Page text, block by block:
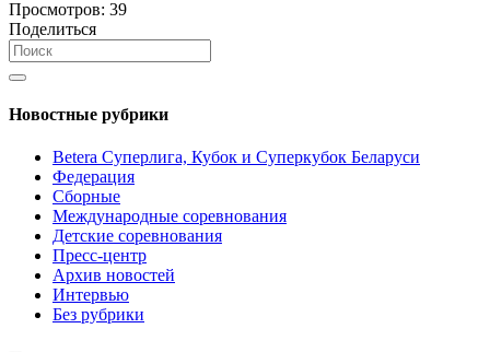
Просмотров: 39
Поделиться
Новостные рубрики
Betera Суперлига, Кубок и Суперкубок Беларуси
Федерация
Сборные
Международные соревнования
Детские соревнования
Пресс-центр
Архив новостей
Интервью
Без рубрики